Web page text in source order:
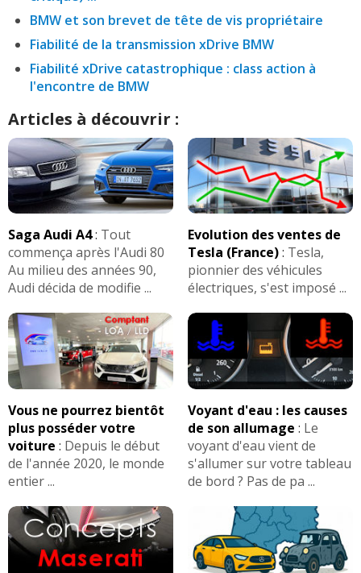
BMW et son brevet de tête de vis propriétaire
Fiabilité de la transmission xDrive BMW
Fiabilité xDrive catastrophique : class action à
l'encontre de BMW
Articles à découvrir :
Saga Audi A4: Tout
commença après l'Audi 80
Au milieu des années 90,
Audi décida de modifie ...
Evolution des ventes de
Tesla (France): Tesla,
pionnier des véhicules
électriques, s'est imposé ...
Vous ne pourrez bientôt
plus posséder votre
voiture : Depuis le début
de l'année 2020, le monde
entier ...
Voyant d'eau : les causes
de son allumage : Le
voyant d'eau vient de
s'allumer sur votre tableau
de bord ? Pas de pa ...